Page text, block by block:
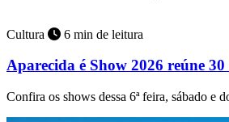
Cultura 6 min de leitura
Aparecida é Show 2026 reúne 30
Confira os shows dessa 6ª feira, sábado e